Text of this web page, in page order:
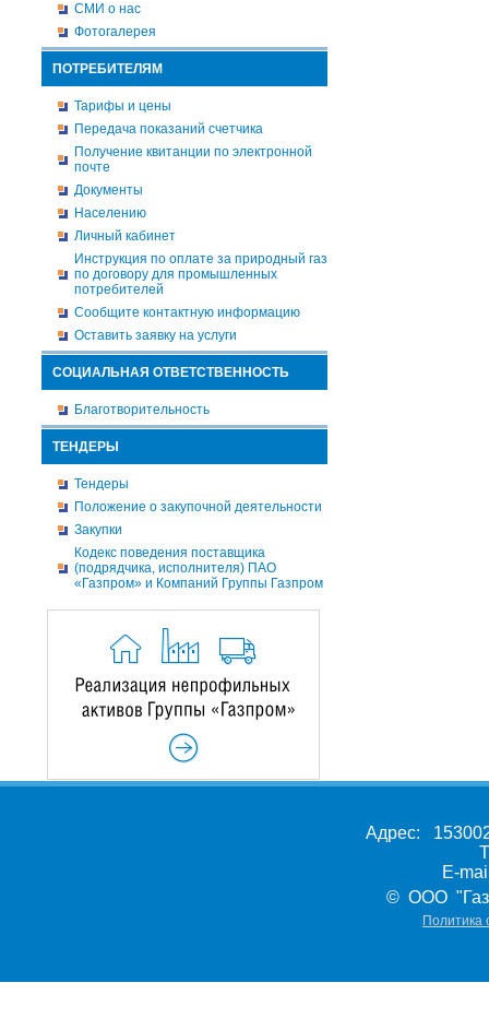
СМИ о нас
Фотогалерея
ПОТРЕБИТЕЛЯМ
Тарифы и цены
Передача показаний счетчика
Получение квитанции по электронной
почте
Документы
Населению
Личный кабинет
Инструкция по оплате за природный газ
по договору для промышленных
потребителей
Сообщите контактную информацию
Оставить заявку на услуги
СОЦИАЛЬНАЯ ОТВЕТСТВЕННОСТЬ
Благотворительность
ТЕНДЕРЫ
Тендеры
Положение о закупочной деятельности
Закупки
Кодекс поведения поставщика
(подрядчика, исполнителя) ПАО
«Газпром» и Компаний Группы Газпром
Адрес:
E-
© ООО
Политика